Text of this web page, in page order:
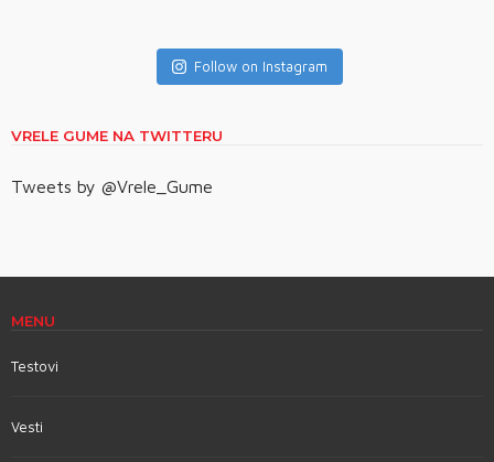
Follow on Instagram
VRELE GUME NA TWITTERU
Tweets by @Vrele_Gume
MENU
Testovi
Vesti